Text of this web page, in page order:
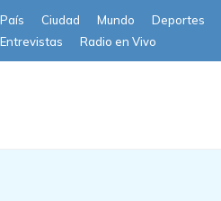
País Ciudad Mundo Deportes
Entrevistas
Radio en Vivo